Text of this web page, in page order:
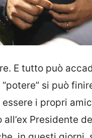
E tutto può
si può
i propri
Presidente